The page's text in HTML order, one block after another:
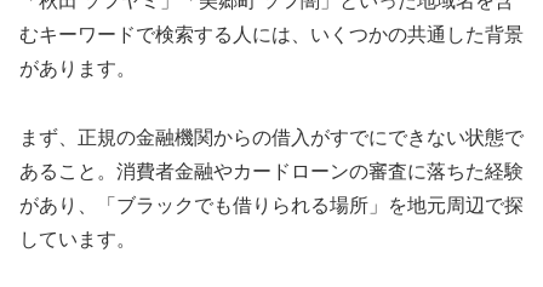
むキーワードで検索する人には、いくつかの共通した背景
があります。
まず、正規の金融機関からの借入がすでにできない状態で
あること。消費者金融やカードローンの審査に落ちた経験
があり、「ブラックでも借りられる場所」を地元周辺で探
しています。